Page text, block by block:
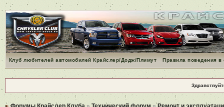
Клуб любителей автомобилей Крайслер/Додж/Плимут Правила поведения